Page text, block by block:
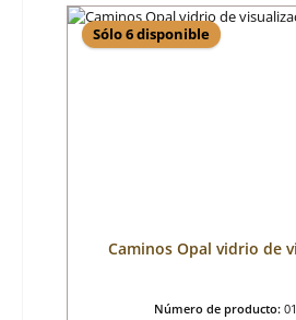
Sólo 6 disponible
Caminos Opal vidrio de
Número de producto: